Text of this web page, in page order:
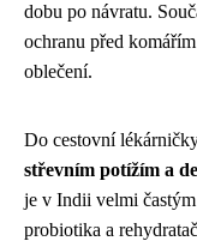
dobu po návratu.
ochranu před
oblečení.
Do cestovní
střevním potížím a
je v Indii velmi
probiotika a